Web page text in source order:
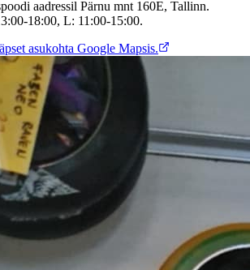
aadressil Pärnu mnt 160E, Tallinn.
18:00, L: 11:00-15:00.
asukohta Google Mapsis.